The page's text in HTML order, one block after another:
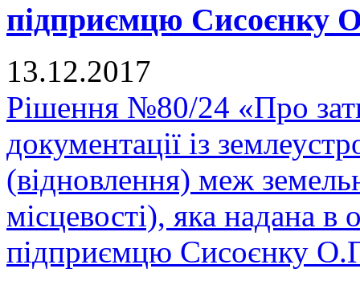
підприємцю Сисоєнку
13.12.2017
Рішення №80/24 «Про
документації із
(відновлення) меж
місцевості), яка надана в
підприємцю Сисоєнку